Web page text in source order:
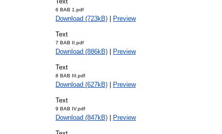
6 BAB 1.pdf
Download (723kB) | Preview
Text
7 BAB II.pdf
Download (886kB) | Preview
Text
8 BAB III.pdf
Download (627kB) | Preview
Text
9 BAB IV.pdf
Download (847kB) | Preview